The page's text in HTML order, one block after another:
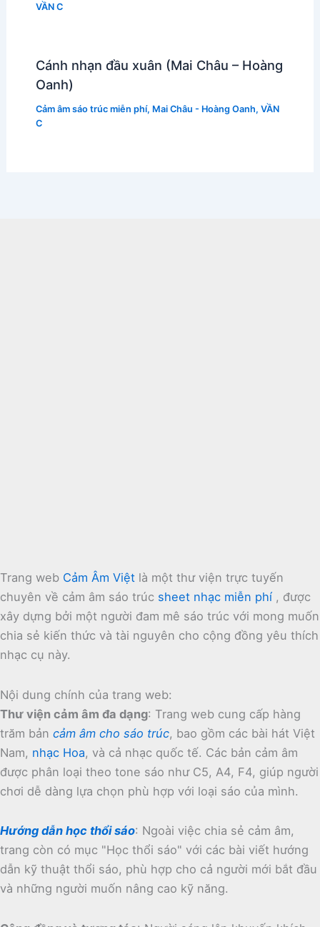
VẦN C
Cánh nhạn đầu xuân (Mai Châu – Hoàng
Oanh)
Cảm âm sáo trúc miễn phí, Mai Châu - Hoàng Oanh, VẦN
C
Trang web Cảm Âm Việt là một thư viện trực tuyến
chuyên về cảm âm sáo trúc sheet nhạc miễn phí , được
xây dựng bởi một người đam mê sáo trúc với mong muốn
chia sẻ kiến thức và tài nguyên cho cộng đồng yêu thích
nhạc cụ này.
Nội dung chính của trang web:
Thư viện cảm âm đa dạng: Trang web cung cấp hàng
trăm bản cảm âm cho sáo trúc, bao gồm các bài hát Việt
Nam, nhạc Hoa, và cả nhạc quốc tế. Các bản cảm âm
được phân loại theo tone sáo như C5, A4, F4, giúp người
chơi dễ dàng lựa chọn phù hợp với loại sáo của mình.
Hướng dẫn học thổi sáo: Ngoài việc chia sẻ cảm âm,
trang còn có mục "Học thổi sáo" với các bài viết hướng
dẫn kỹ thuật thổi sáo, phù hợp cho cả người mới bắt đầu
và những người muốn nâng cao kỹ năng.